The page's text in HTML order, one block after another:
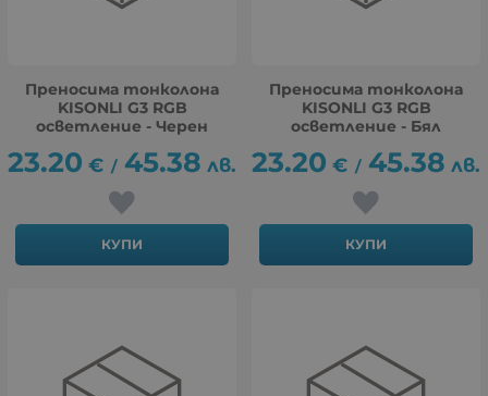
Преносима тонколона
KISONLI G3 RGB
осветление - Черен
23.20 € / 45.38 лв.
КУПИ
Преносима тонколона
KISONLI G3 RGB
осветление - Бял
23.20 € / 45.38 лв.
КУПИ